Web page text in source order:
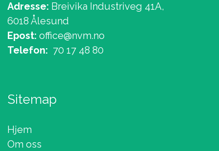
Adresse: Breivika Industriveg 41A,
6018 Ålesund
Epost: office@nvm.no
Telefon: 70 17 48 80
Sitemap
Hjem
Om oss